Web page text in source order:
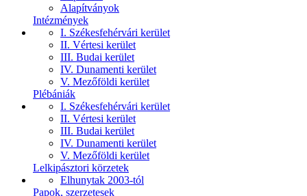
Alapítványok
Intézmények
I. Székesfehérvári kerület
II. Vértesi kerület
III. Budai kerület
IV. Dunamenti kerület
V. Mezőföldi kerület
Plébániák
I. Székesfehérvári kerület
II. Vértesi kerület
III. Budai kerület
IV. Dunamenti kerület
V. Mezőföldi kerület
Lelkipásztori körzetek
Elhunytak 2003-tól
Papok, szerzetesek